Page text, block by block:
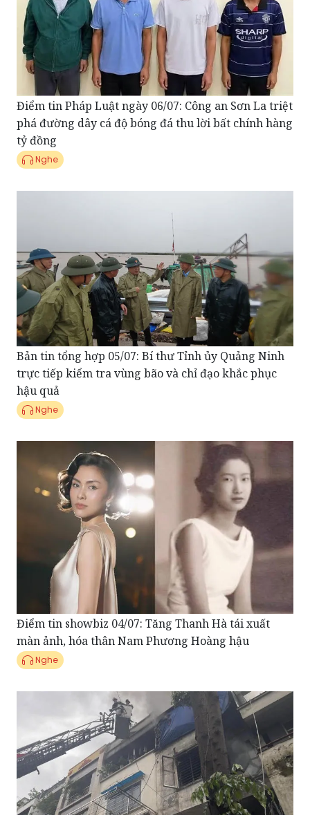
Điểm tin Pháp Luật ngày 06/07: Công an Sơn La triệt
phá đường dây cá độ bóng đá thu lời bất chính hàng
tỷ đồng
Nghe
Bản tin tổng hợp 05/07: Bí thư Tỉnh ủy Quảng Ninh
trực tiếp kiểm tra vùng bão và chỉ đạo khắc phục
hậu quả
Nghe
Điểm tin showbiz 04/07: Tăng Thanh Hà tái xuất
màn ảnh, hóa thân Nam Phương Hoàng hậu
Nghe